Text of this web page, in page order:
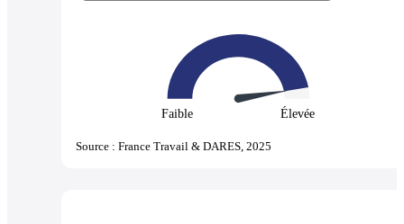
Faible Élevée
Source : France Travail & DARES, 2025